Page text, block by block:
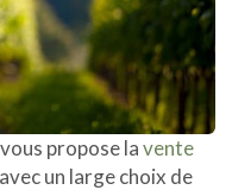
vous propose lavente
avec un large choix de